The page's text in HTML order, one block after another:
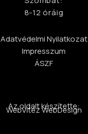
8-12 óráig
Adatvédelmi Nyilatkozat
Impresszum
ÁSZF
Az oldalt készítette:
WebVitéz WebDesign